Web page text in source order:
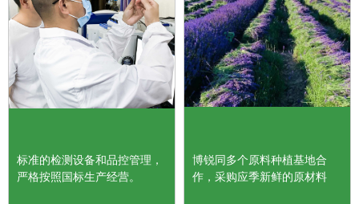
博锐同多个原料种植基地合
作，采购应季新鲜的原材料
标准的检测设备和品控管理，
严格按照国标生产经营。